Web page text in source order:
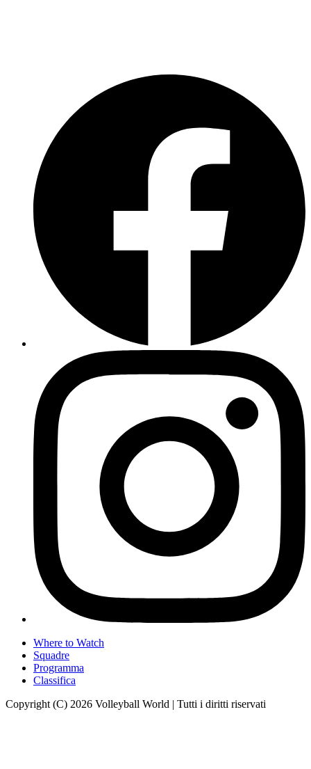
Where to Watch
Squadre
Programma
Classifica
Copyright (C) 2026 Volleyball World | Tutti i diritti riservati